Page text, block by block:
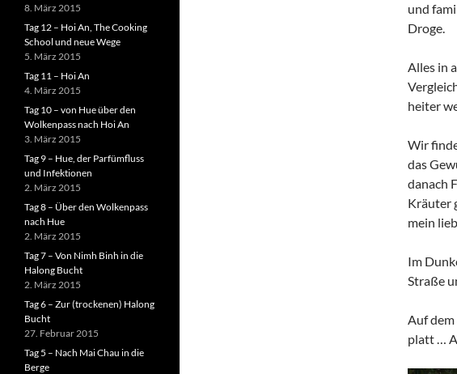
und
Droge.
Alles in
heiter
Wir
das
danach
Kräuter
mein
Im
Straße
Auf
platt …
8. März 2015
Tag 12 – Hoi An, The Cooking
School und neue Wege
5. März 2015
Tag 11 – Hoi An
4. März 2015
Tag 10 – von Hue über den
Wolkenpass nach Hoi An
3. März 2015
Tag 9 – Hue, der Parfümfluss
und Infektionen
2. März 2015
Tag 8 – Über den Wolkenpass
nach Hue
2. März 2015
Tag 7 – Von Nimh Binh in die
Halong Bucht
2. März 2015
Tag 6 – Zur (trockenen) Halong
Bucht
27. Februar 2015
Tag 5 – Nach Mai Chau in die
Berge